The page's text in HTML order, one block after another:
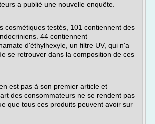
a publié une nouvelle enquête.
cosmétiques testés, 101 contiennent des
44 contiennent
d'éthylhexyle, un filtre UV, qui n'a
se retrouver dans la composition de ces
est pas à son premier article et
des consommateurs ne se rendent pas
que tous ces produits peuvent avoir sur